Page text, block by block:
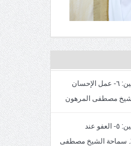
خطبة الجمعة: سمات المتقين: ٦- عمل الإحسان
خطبة الجمعة: سمات المتقين: ٥- العفو عند
المقدرة. بتاريخ 27 2/1447. سماحة الشيخ مصطفى